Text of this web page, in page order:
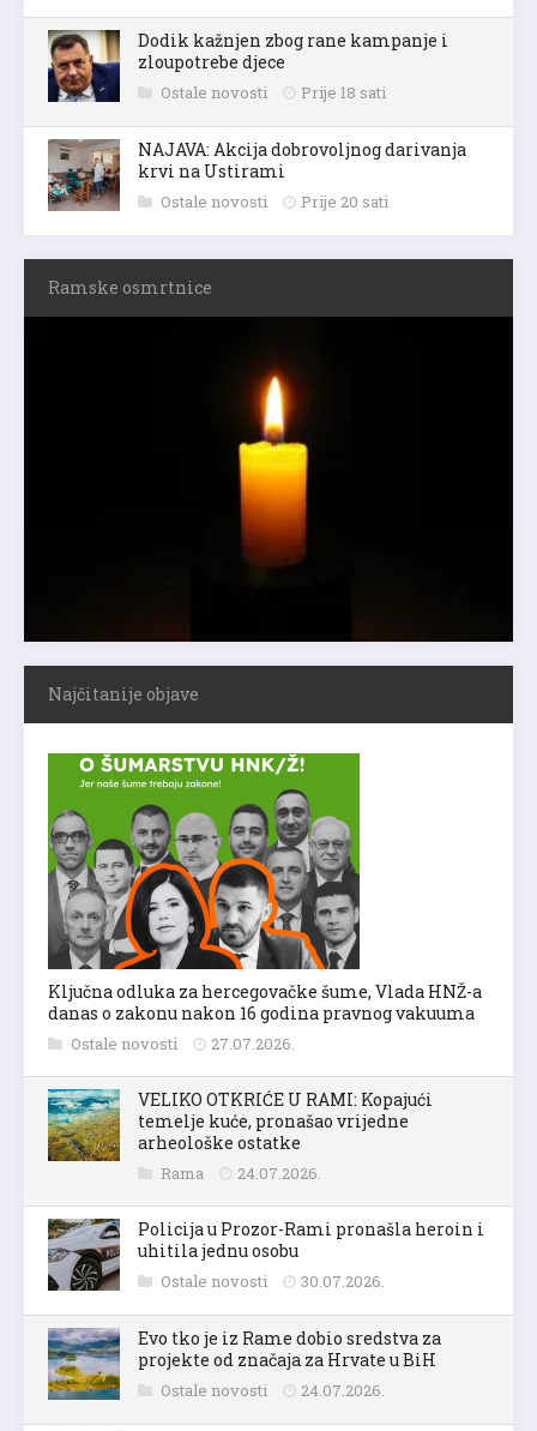
Dodik kažnjen zbog rane kampanje i
zloupotrebe djece
Ostale novosti Prije 18 sati
NAJAVA: Akcija dobrovoljnog darivanja
krvi na Ustirami
Ostale novosti Prije 20 sati
Ramske osmrtnice
Najčitanije objave
Ključna odluka za hercegovačke šume, Vlada HNŽ-a
danas o zakonu nakon 16 godina pravnog vakuuma
Ostale novosti 27.07.2026.
VELIKO OTKRIĆE U RAMI: Kopajući
temelje kuće, pronašao vrijedne
arheološke ostatke
Rama 24.07.2026.
Policija u Prozor-Rami pronašla heroin i
uhitila jednu osobu
Ostale novosti 30.07.2026.
Evo tko je iz Rame dobio sredstva za
projekte od značaja za Hrvate u BiH
Ostale novosti 24.07.2026.